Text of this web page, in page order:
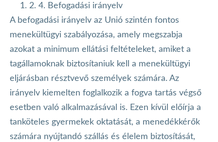
2. 4. Befogadási irányelv
A befogadási irányelv az Unió szintén fontos
menekültügyi szabályozása, amely megszabja
azokat a minimum ellátási feltételeket, amiket a
tagállamoknak biztosítaniuk kell a menekültügyi
eljárásban résztvevő személyek számára. Az
irányelv kiemelten foglalkozik a fogva tartás végső
esetben való alkalmazásával is. Ezen kívül előírja a
tanköteles gyermekek oktatását, a menedékkérők
számára nyújtandó szállás és élelem biztosítását,